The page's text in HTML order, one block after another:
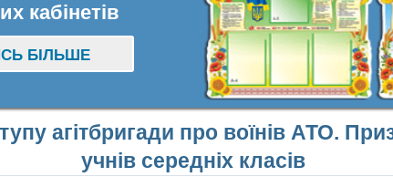
кабінетів
БІЛЬШЕ
агітбригади про воїнів АТО.
учнів середніх класів